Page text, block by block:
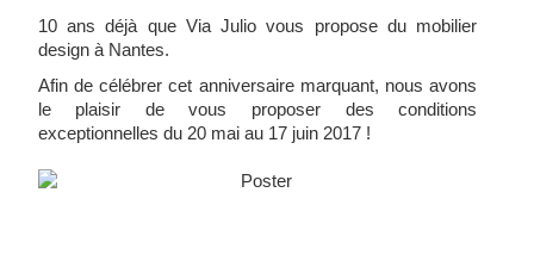
10 ans déjà que Via Julio vous propose du mobilier
design à Nantes.
Afin de célébrer cet anniversaire marquant, nous avons
le plaisir de vous proposer des conditions
exceptionnelles du 20 mai au 17 juin 2017 !